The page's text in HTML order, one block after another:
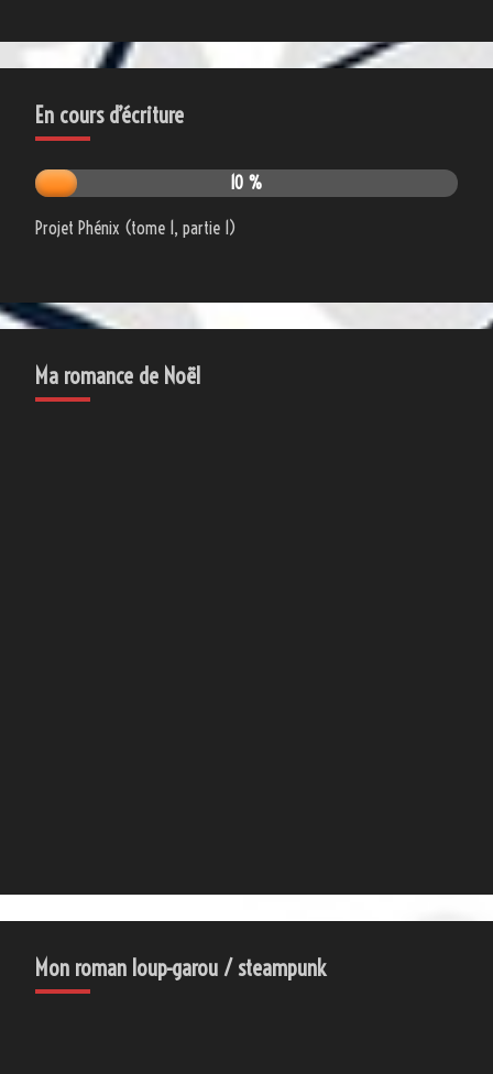
En cours d’écriture
10 %
Projet Phénix (tome 1, partie 1)
Ma romance de Noël
Mon roman loup-garou / steampunk